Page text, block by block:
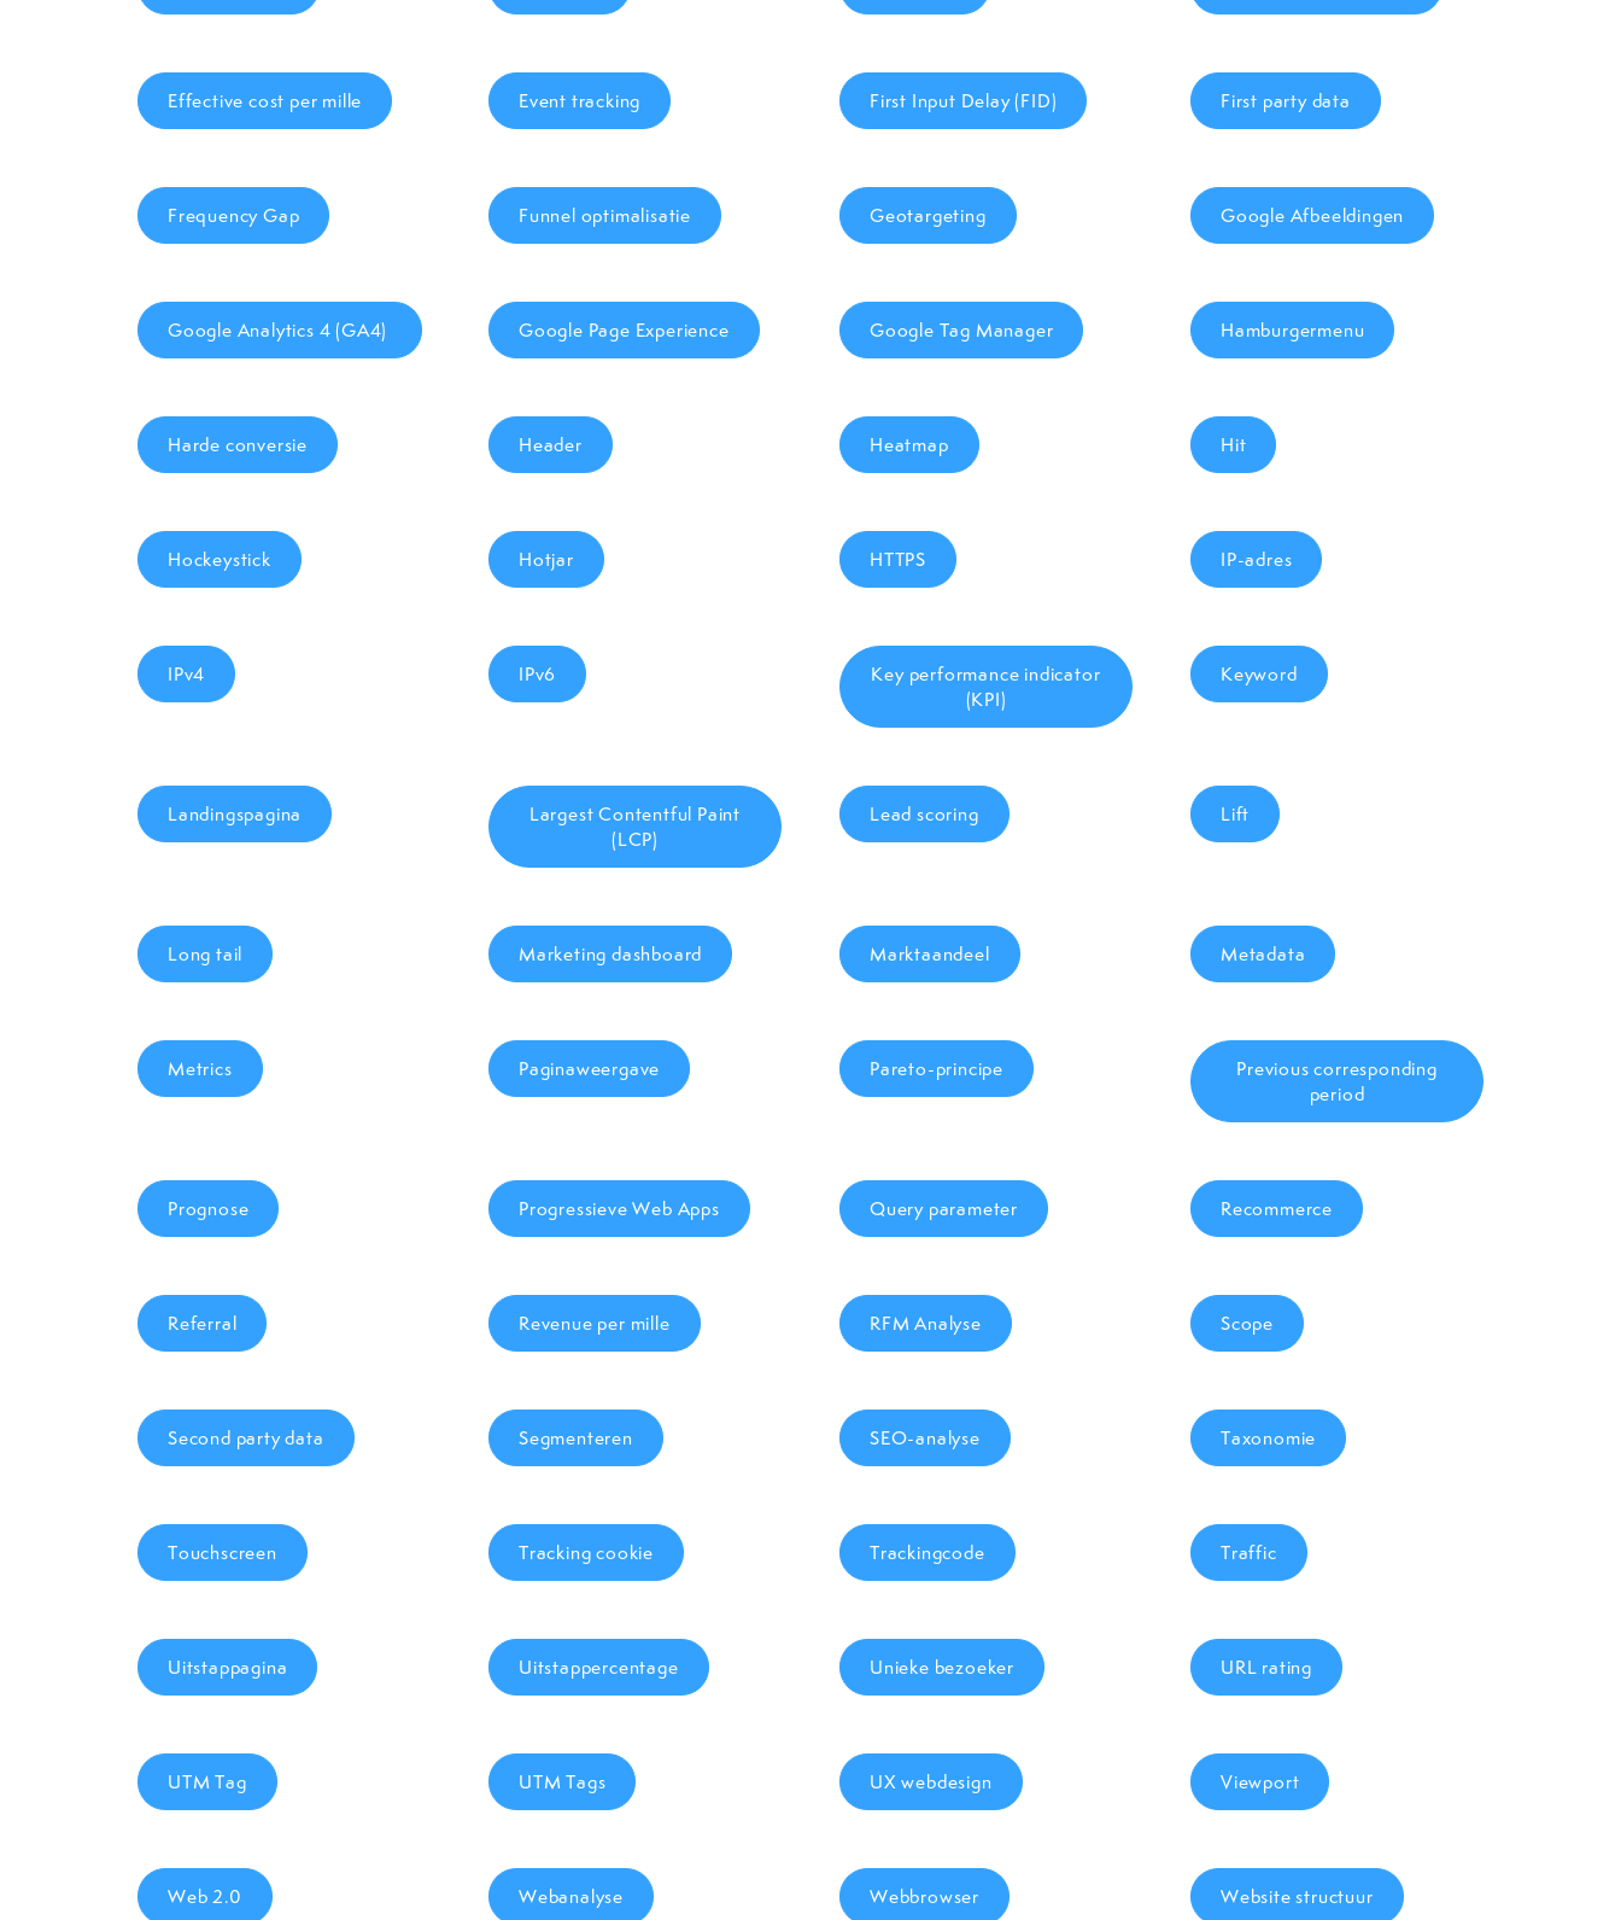
Effective cost per mille Event tracking First Input Delay (FID) First party data
Frequency Gap Funnel optimalisatie Geotargeting Google Afbeeldingen
Google Analytics 4 (GA4) Google Page Experience Google Tag Manager Hamburgermenu
Harde conversie Header Heatmap Hit
Hockeystick Hotjar HTTPS IP-adres
IPv4 IPv6
Key performance indicator
(KPI)
Keyword
Landingspagina
Largest Contentful Paint
(LCP)
Lead scoring Lift
Long tail Marketing dashboard Marktaandeel Metadata
Metrics Paginaweergave Pareto-principe
Previous corresponding
period
Prognose Progressieve Web Apps Query parameter Recommerce
Referral Revenue per mille RFM Analyse Scope
Second party data Segmenteren SEO-analyse Taxonomie
Touchscreen Tracking cookie Trackingcode Traffic
Uitstappagina Uitstappercentage Unieke bezoeker URL rating
UTM Tag UTM Tags UX webdesign Viewport
Web 2.0 Webanalyse Webbrowser Website structuur